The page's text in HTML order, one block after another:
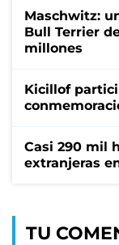
Maschwitz:
Bull Terrier
millones
Kicillof
Casi 290 mil
extranjeras
TU